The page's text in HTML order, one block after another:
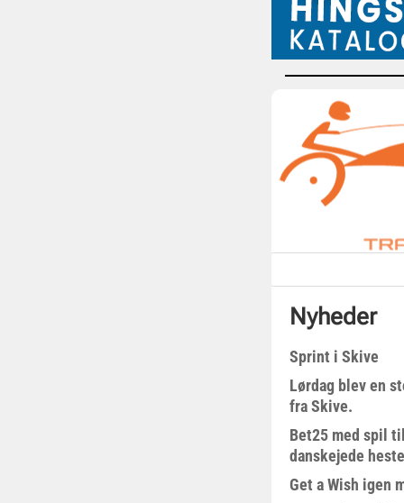
Nyheder
Sprint i Skive
Lørdag blev en
fra Skive.
Bet25 med spil
danskejede
Get a Wish igen